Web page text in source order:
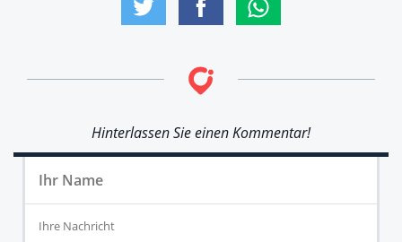
Hinterlassen Sie einen Kommentar!